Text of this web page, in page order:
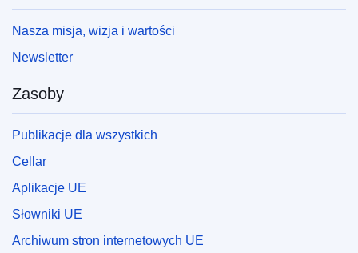
Nasza misja, wizja i wartości
Newsletter
Zasoby
Publikacje dla wszystkich
Cellar
Aplikacje UE
Słowniki UE
Archiwum stron internetowych UE